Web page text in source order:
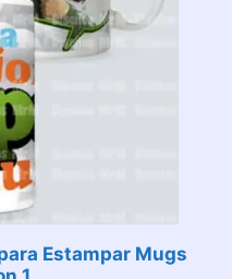
Estampar Mugs